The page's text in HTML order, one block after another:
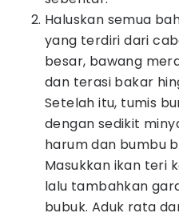
Haluskan semua
yang terdiri dari
besar, bawang
dan terasi bakar
Setelah itu, tumis
dengan sedikit
harum dan bumbu
Masukkan ikan teri
lalu tambahkan
bubuk. Aduk rata